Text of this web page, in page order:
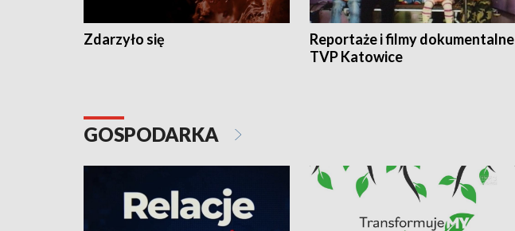
Zdarzyło się
Reportaże i filmy dokumentalne
TVP Katowice
GOSPODARKA